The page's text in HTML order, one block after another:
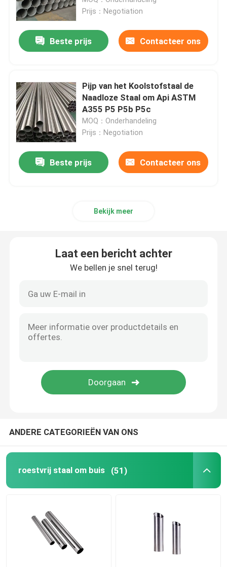
De Strook van het legeringsstaal
De Buizen van het legeringsstaal
De rol van het legeringsstaal
Gegalvaniseerde staalbuis
Prijs：Negotiation
Beste prijs Contacteer ons
Pijp van het Koolstofstaal de
Naadloze Staal om Api ASTM
A355 P5 P5b P5c
MOQ：Onderhandeling
Prijs：Negotiation
Beste prijs Contacteer ons
Bekijk meer
Laat een bericht achter
We bellen je snel terug!
ANDERE CATEGORIEËN VAN ONS
roestvrij staal om buis (51)